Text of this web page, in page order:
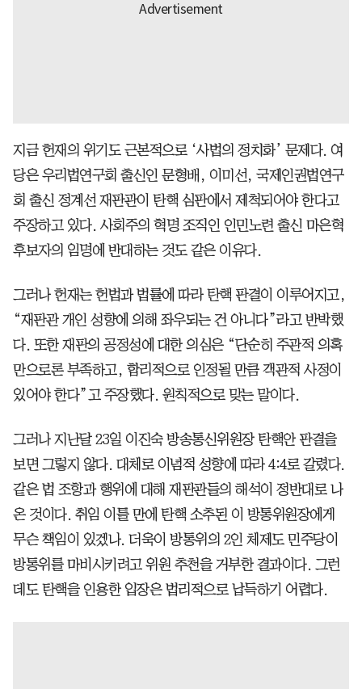
지금 헌재의 위기도 근본적으로 ‘사법의 정치화’ 문제다. 여
당은 우리법연구회 출신인 문형배, 이미선, 국제인권법연구
회 출신 정계선 재판관이 탄핵 심판에서 제척되어야 한다고
주장하고 있다. 사회주의 혁명 조직인 인민노련 출신 마은혁
후보자의 임명에 반대하는 것도 같은 이유다.
그러나 헌재는 헌법과 법률에 따라 탄핵 판결이 이루어지고,
“재판관 개인 성향에 의해 좌우되는 건 아니다”라고 반박했
다. 또한 재판의 공정성에 대한 의심은 “단순히 주관적 의혹
만으로론 부족하고, 합리적으로 인정될 만큼 객관적 사정이
있어야 한다”고 주장했다. 원칙적으로 맞는 말이다.
그러나 지난달 23일 이진숙 방송통신위원장 탄핵안 판결을
보면 그렇지 않다. 대체로 이념적 성향에 따라 4:4로 갈렸다.
같은 법 조항과 행위에 대해 재판관들의 해석이 정반대로 나
온 것이다. 취임 이틀 만에 탄핵 소추된 이 방통위원장에게
무슨 책임이 있겠나. 더욱이 방통위의 2인 체제도 민주당이
방통위를 마비시키려고 위원 추천을 거부한 결과이다. 그런
데도 탄핵을 인용한 입장은 법리적으로 납득하기 어렵다.